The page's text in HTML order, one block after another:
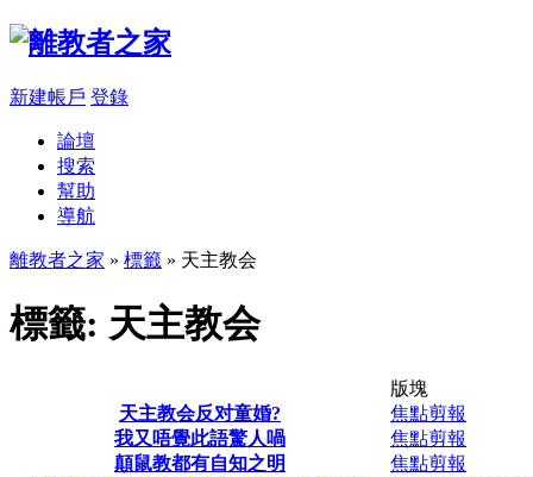
新建帳戶 登錄
論壇
搜索
幫助
導航
離教者之家 » 標籤 » 天主教会
標籤: 天主教会
版塊
天主教会反对童婚?
焦點剪報
我又唔覺此語驚人喎
焦點剪報
顛鼠教都有自知之明
焦點剪報